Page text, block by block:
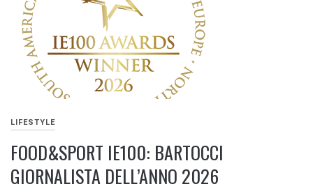
LIFESTYLE
FOOD&SPORT IE100: BARTOCCI
GIORNALISTA DELL’ANNO 2026